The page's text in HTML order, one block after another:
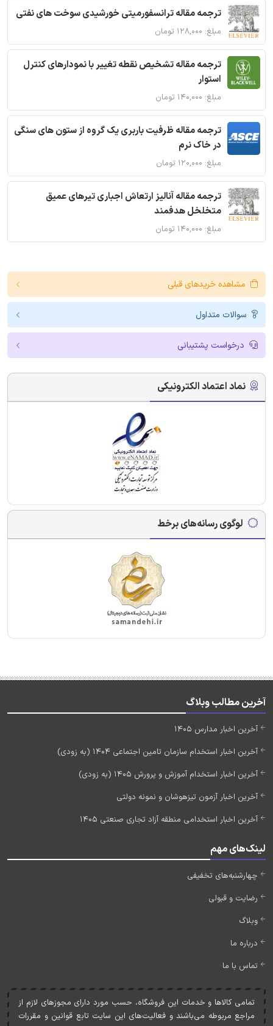
ترجمه مقاله ترانسفورمیتی خورشیدی سوخت های نفتی
مبلغ: ۱۲۸,۰۰۰ تومان
ترجمه مقاله تشخیص نقطه تغییر با نمودارهای کنترل
استوار
مبلغ: ۱۴۰,۰۰۰ تومان
ترجمه مقاله ظرفیت باربری یک گروه از ستون های سنگی
در خاک نرم
مبلغ: ۱۲۰,۰۰۰ تومان
ترجمه مقاله آنالیز ارتعاش اجباری تیرهای عمیق
متخلخل هدفمند
مبلغ: ۱۴۰,۰۰۰ تومان
مشاهده خریدهای قبلی
سوالات متداول
درخواست پشتیبانی
نماد اعتماد الکترونیکی
لوگوی رسانه‌های برخط
آخرین مطالب وبلاگ
آخرین اخبار مدارس 1405
آخرین اخبار استخدام سازمان تامین اجتماعی 1404 (به زودی)
آخرین اخبار استخدام آموزش و پرورش 1405 (به زودی)
آخرین اخبار آزمون تیزهوشان و نمونه دولتی
آخرین اخبار استخدامی منطقه آزاد تجاری صنعتی 1405
لینک‌های مهم
چهارشنبه‌های تخفیفی
رضایت و قبولی
وبلاگ
درباره ما
تماس با ما
تمامی کالاها و خدمات اين فروشگاه، حسب مورد دارای مجوزهای لازم از
مراجع مربوطه می‌باشند و فعاليت‌های اين سايت تابع قوانين و مقررات